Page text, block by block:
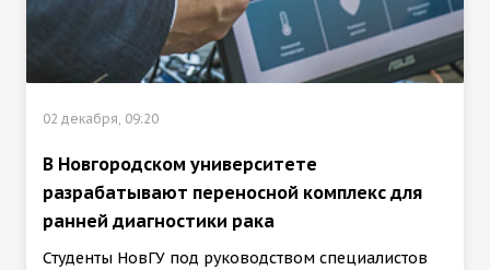
02 декабря, 09:20
В Новгородском университете
разрабатывают переносной комплекс для
ранней диагностики рака
Студенты НовГУ под руководством специалистов